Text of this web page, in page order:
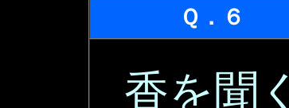
Ｑ．６
香を聞く